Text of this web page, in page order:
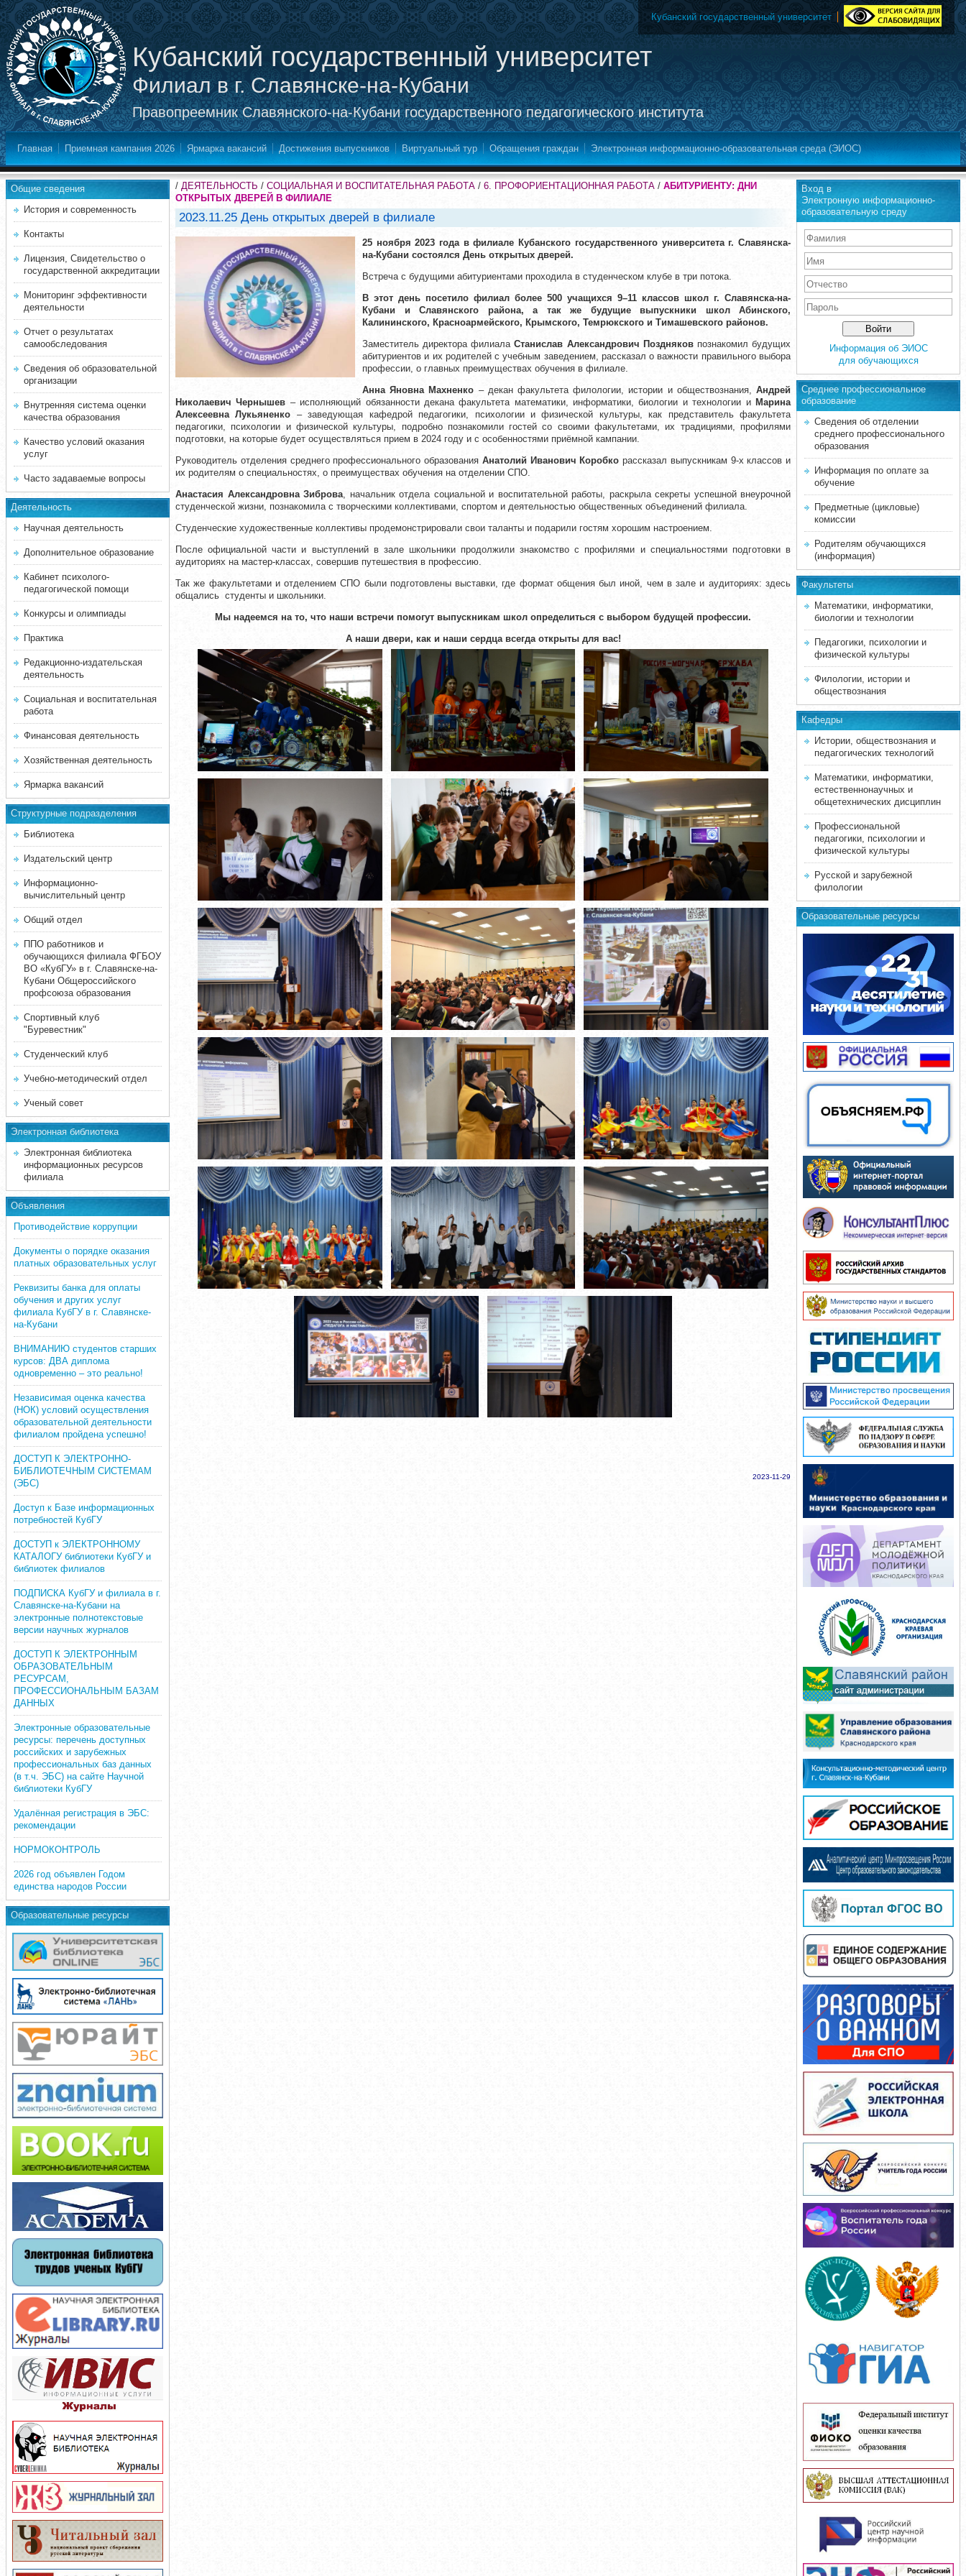
Кубанский государственный университет
Филиал в г. Славянске-на-Кубани
Правопреемник Славянского-на-Кубани государственного педагогического института
Кубанский государственный университет
Главная Приемная кампания 2026 Ярмарка вакансий Достижения выпускников Виртуальный тур Обращения граждан Электронная информационно-образовательная среда (ЭИОС)
Общие сведения
История и современность
Контакты
Лицензия, Свидетельство о
государственной аккредитации
Мониторинг эффективности
деятельности
Отчет о результатах
самообследования
Сведения об образовательной
организации
Внутренняя система оценки
качества образования
Качество условий оказания
услуг
Часто задаваемые вопросы
Деятельность
Научная деятельность
Дополнительное образование
Кабинет психолого-
педагогической помощи
Конкурсы и олимпиады
Практика
Редакционно-издательская
деятельность
Социальная и воспитательная
работа
Финансовая деятельность
Хозяйственная деятельность
Ярмарка вакансий
Структурные подразделения
Библиотека
Издательский центр
Информационно-
вычислительный центр
Общий отдел
ППО работников и
обучающихся филиала ФГБОУ
ВО «КубГУ» в г. Славянске-на-
Кубани Общероссийского
профсоюза образования
Спортивный клуб
"Буревестник"
Студенческий клуб
Учебно-методический отдел
Ученый совет
Электронная библиотека
Электронная библиотека
информационных ресурсов
филиала
Объявления
Противодействие коррупции
Документы о порядке оказания
платных образовательных услуг
Реквизиты банка для оплаты
обучения и других услуг
филиала КубГУ в г. Славянске-
на-Кубани
ВНИМАНИЮ студентов старших
курсов: ДВА диплома
одновременно – это реально!
Независимая оценка качества
(НОК) условий осуществления
образовательной деятельности
филиалом пройдена успешно!
ДОСТУП К ЭЛЕКТРОННО-
БИБЛИОТЕЧНЫМ СИСТЕМАМ
(ЭБС)
Доступ к Базе информационных
потребностей КубГУ
ДОСТУП к ЭЛЕКТРОННОМУ
КАТАЛОГУ библиотеки КубГУ и
библиотек филиалов
ПОДПИСКА КубГУ и филиала в г.
Славянске-на-Кубани на
электронные полнотекстовые
версии научных журналов
ДОСТУП К ЭЛЕКТРОННЫМ
ОБРАЗОВАТЕЛЬНЫМ
РЕСУРСАМ,
ПРОФЕССИОНАЛЬНЫМ БАЗАМ
ДАННЫХ
Электронные образовательные
ресурсы: перечень доступных
российских и зарубежных
профессиональных баз данных
(в т.ч. ЭБС) на сайте Научной
библиотеки КубГУ
Удалённая регистрация в ЭБС:
рекомендации
НОРМОКОНТРОЛЬ
2026 год объявлен Годом
единства народов России
Образовательные ресурсы
/ ДЕЯТЕЛЬНОСТЬ / СОЦИАЛЬНАЯ И ВОСПИТАТЕЛЬНАЯ РАБОТА / 6. ПРОФОРИЕНТАЦИОННАЯ РАБОТА / АБИТУРИЕНТУ: ДНИ
ОТКРЫТЫХ ДВЕРЕЙ В ФИЛИАЛЕ
2023.11.25 День открытых дверей в филиале
25 ноября 2023 года в филиале Кубанского государственного университета г. Славянска-
на-Кубани состоялся День открытых дверей.
Встреча с будущими абитуриентами проходила в студенческом клубе в три потока.
В этот день посетило филиал более 500 учащихся 9–11 классов школ г. Славянска-на-
Кубани и Славянского района, а так же будущие выпускники школ Абинского,
Калининского, Красноармейского, Крымского, Темрюкского и Тимашевского районов.
Заместитель директора филиалаСтанислав Александрович Поздняковпознакомил будущих
абитуриентов и их родителей с учебным заведением, рассказал о важности правильного выбора
профессии, о главных преимуществах обучения в филиале.
Анна Яновна Махненко – декан факультета филологии, истории и обществознания,Андрей
Николаевич Чернышев – исполняющий обязанности декана факультета математики, информатики, биологии и технологии и Марина
Алексеевна Лукьяненко – заведующая кафедрой педагогики, психологии и физической культуры, как представитель факультета
педагогики, психологии и физической культуры, подробно познакомили гостей со своими факультетами, их традициями, профилями
подготовки, на которые будет осуществляться прием в 2024 году и с особенностями приёмной кампании.
Руководитель отделения среднего профессионального образования Анатолий Иванович Коробко рассказал выпускникам 9-х классов и
их родителям о специальностях, о преимуществах обучения на отделении СПО.
Анастасия Александровна Зиброва, начальник отдела социальной и воспитательной работы, раскрыла секреты успешной внеурочной
студенческой жизни, познакомила с творческими коллективами, спортом и деятельностью общественных объединений филиала.
Студенческие художественные коллективы продемонстрировали свои таланты и подарили гостям хорошим настроением.
После официальной части и выступлений в зале школьники продолжили знакомство с профилями и специальностями подготовки в
аудиториях на мастер-классах, совершив путешествия в профессию.
Так же факультетами и отделением СПО были подготовлены выставки, где формат общения был иной, чем в зале и аудиториях: здесь
общались студенты и школьники.
Мы надеемся на то, что наши встречи помогут выпускникам школ определиться с выбором будущей профессии.
А наши двери, как и наши сердца всегда открыты для вас!
2023-11-29
Вход в
Электронную информационно-
образовательную среду
Информация об ЭИОС
для обучающихся
Среднее професcиональное
образование
Сведения об отделении
среднего профессионального
образования
Информация по оплате за
обучение
Предметные (цикловые)
комиссии
Родителям обучающихся
(информация)
Факультеты
Математики, информатики,
биологии и технологии
Педагогики, психологии и
физической культуры
Филологии, истории и
обществознания
Кафедры
Истории, обществознания и
педагогических технологий
Математики, информатики,
естественнонаучных и
общетехнических дисциплин
Профессиональной
педагогики, психологии и
физической культуры
Русской и зарубежной
филологии
Образовательные ресурсы